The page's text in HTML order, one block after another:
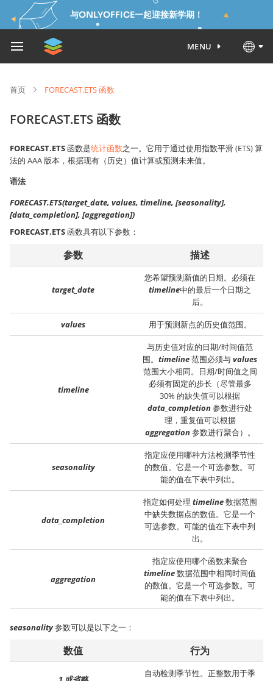
与ONLYOFFICE一起迎接新学期！
MENU
首页 FORECAST.ETS 函数
FORECAST.ETS 函数
FORECAST.ETS函数是统计函数之一。它用于通过使用指数平滑 (ETS) 算
法的 AAA 版本，根据现有（历史）值计算或预测未来值。
语法
FORECAST.ETS(target_date, values, timeline, [seasonality],
[data_completion], [aggregation])
FORECAST.ETS函数具有以下参数：
参数 描述
target_date
您希望预测新值的日期。必须在
timeline中的最后一个日期之
后。
values 用于预测新点的历史值范围。
timeline
与历史值对应的日期/时间值范
围。 timeline范围必须与values
范围大小相同。日期/时间值之间
必须有固定的步长（尽管最多
30% 的缺失值可以根据
data_completion参数进行处
理，重复值可以根据
aggregation参数进行聚合）。
seasonality
指定应使用哪种方法检测季节性
的数值。它是一个可选参数。可
能的值在下表中列出。
data_completion
指定如何处理 timeline数据范围
中缺失数据点的数值。它是一个
可选参数。可能的值在下表中列
出。
aggregation
指定应使用哪个函数来聚合
timeline数据范围中相同时间值
的数值。它是一个可选参数。可
能的值在下表中列出。
seasonality参数可以是以下之一：
数值 行为
自动检测季节性。正整数用于季